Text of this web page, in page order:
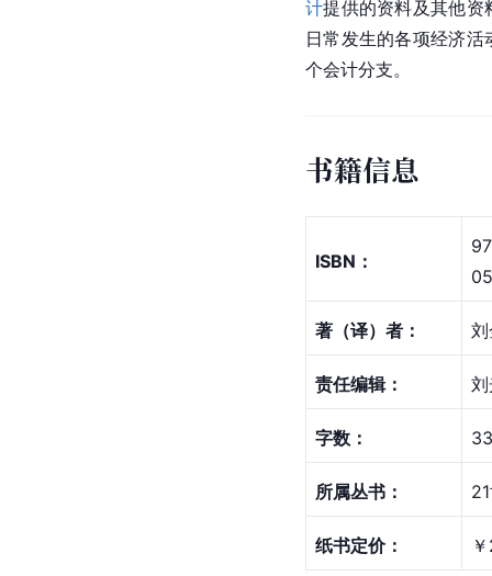
计提供的资料及其他资
日常发生的各项经济
个会计分支。
书籍信息
ISBN：
著（译）者：
责任编辑：
字数：
所属丛书：
纸书定价：